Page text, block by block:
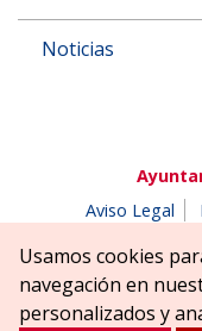
Noticias
Aviso Legal
Parque Erreniega
Nagusia
Tel. 948 181900
Usamos cookies
navegación en
personalizados y